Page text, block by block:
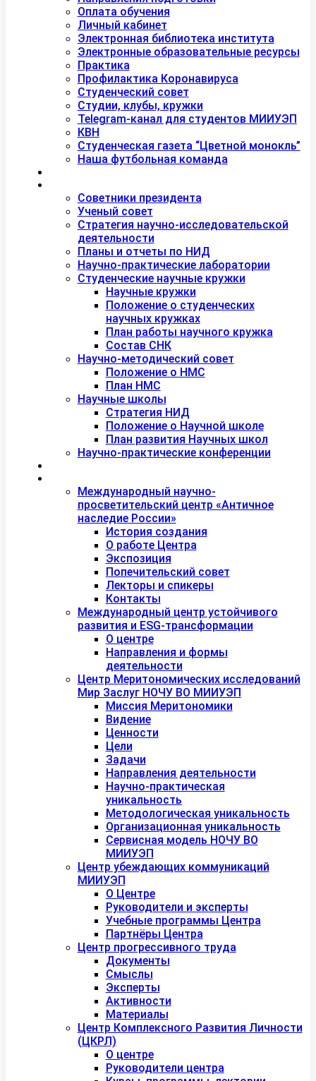
Оплата обучения
Личный кабинет
Электронная библиотека института
Электронные образовательные ресурсы
Практика
Профилактика Коронавируса
Студенческий совет
Студии, клубы, кружки
Telegram-канал для студентов МИИУЭП
КВН
Студенческая газета “Цветной монокль”
Наша футбольная команда
Советники президента
Ученый совет
Стратегия научно-исследовательской
деятельности
Планы и отчеты по НИД
Научно-практические лаборатории
Студенческие научные кружки
Научные кружки
Положение о студенческих
научных кружках
План работы научного кружка
Состав СНК
Научно-методический совет
Положение о НМС
План НМС
Научные школы
Стратегия НИД
Положение о Научной школе
План развития Научных школ
Научно-практические конференции
Международный научно-
просветительский центр «Античное
наследие России»
История создания
О работе Центра
Экспозиция
Попечительский совет
Лекторы и спикеры
Контакты
Международный центр устойчивого
развития и ESG-трансформации
О центре
Направления и формы
деятельности
Центр Меритономических исследований
Мир Заслуг НОЧУ ВО МИИУЭП
Миссия Меритономики
Видение
Ценности
Цели
Задачи
Направления деятельности
Научно-практическая
уникальность
Методологическая уникальность
Организационная уникальность
Сервисная модель НОЧУ ВО
МИИУЭП
Центр убеждающих коммуникаций
МИИУЭП
О Центре
Руководители и эксперты
Учебные программы Центра
Партнёры Центра
Центр прогрессивного труда
Документы
Смыслы
Эксперты
Активности
Материалы
Центр Комплексного Развития Личности
(ЦКРЛ)
О центре
Руководители центра